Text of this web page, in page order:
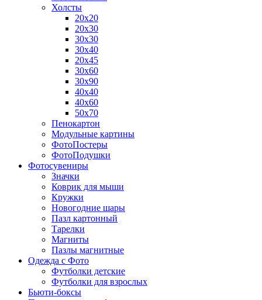
Холсты
20х20
20х30
30х30
30х40
20х45
30х60
30х90
40х40
40х60
50х70
Пенокартон
Модульные картины
ФотоПостеры
ФотоПодушки
Фотоcувениры
Значки
Коврик для мыши
Кружки
Новогодние шары
Пазл картонный
Тарелки
Магниты
Пазлы магнитные
Одежда с Фото
Футболки детские
Футболки для взрослых
Бьюти-боксы